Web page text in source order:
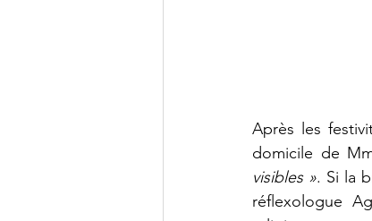
Après les
domicile de
visibles ». Si la
réflexologue